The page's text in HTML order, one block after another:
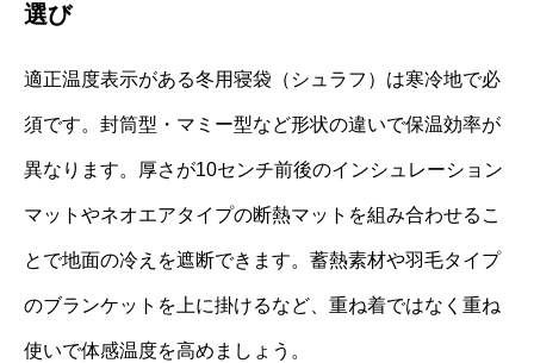
選び
適正温度表示がある冬用寝袋（シュラフ）は寒冷地で必
須です。封筒型・マミー型など形状の違いで保温効率が
異なります。厚さが10センチ前後のインシュレーション
マットやネオエアタイプの断熱マットを組み合わせるこ
とで地面の冷えを遮断できます。蓄熱素材や羽毛タイプ
のブランケットを上に掛けるなど、重ね着ではなく重ね
使いで体感温度を高めましょう。